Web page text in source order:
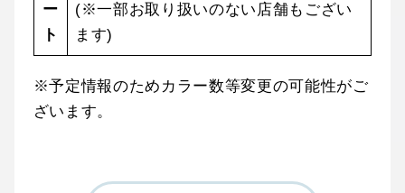
ー
ト
(※一部お取り扱いのない店舗もござい
ます)
※予定情報のためカラー数等変更の可能性がご
ざいます。